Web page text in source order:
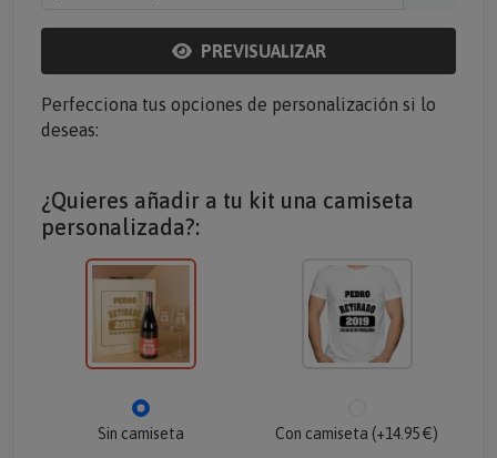
PREVISUALIZAR
Perfecciona tus opciones de personalización si lo
deseas:
¿Quieres añadir a tu kit una camiseta
personalizada?:
Sin camiseta Con camiseta (+14.95 €)